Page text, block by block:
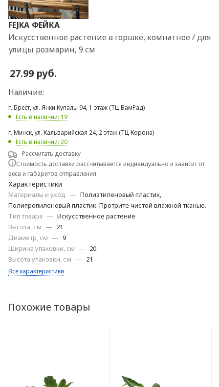
FEJKA ФЕЙКА
Искусственное растение в горшке, комнатное / для
улицы розмарин, 9 см
27.99 руб.
Наличие:
г. Брест, ул. Янки Купалы 94, 1 этаж (ТЦ ВамРад)
Есть в наличии: 19
г. Минск, ул. Кальварийская 24, 2 этаж (ТЦ Корона)
Есть в наличии: 20
Рассчитать доставку
Стоимость доставки рассчитывается индивидуально и зависит от
веса и габаритов отправления.
Характеристики
Материалы и уход — Полиэтиленовый пластик,
Полипропиленовый пластик. Протрите чистой влажной тканью.
Тип товара — Искусственное растение
Высота, см — 21
Диаметр, см — 9
Ширина упаковки, см — 20
Высота упаковки, см — 21
Все характеристики
Похожие товары